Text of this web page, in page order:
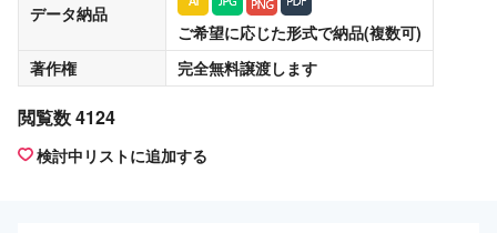
データ納品
ご希望に応じた形式で納品(複数可)
著作権
完全無料譲渡します
閲覧数 4124
検討中リストに追加する